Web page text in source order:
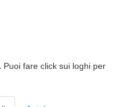
Puoi fare click sui loghi per